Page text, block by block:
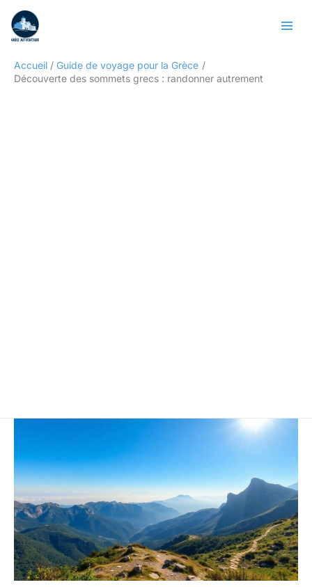
contenu
Accueil
Guide de voyage pour la Grèce
Découverte des sommets grecs : randonner autrement
Rechercher